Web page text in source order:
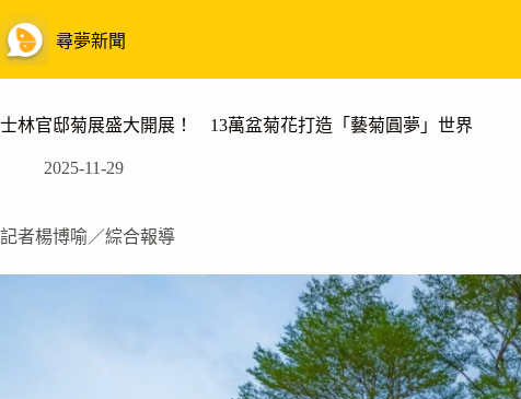
至
主
內
尋夢新聞
士林官邸菊展盛大開展！ 13萬盆菊花打造「藝菊圓夢」世界
2025-11-29
記者楊博喻／綜合報導